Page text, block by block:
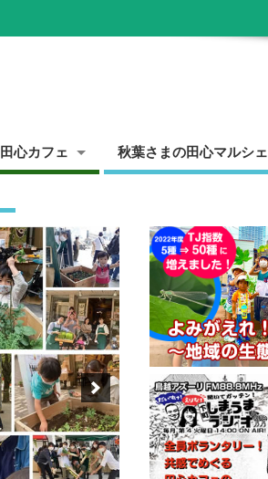
田心カフェ 秋葉さまの田心マルシェ